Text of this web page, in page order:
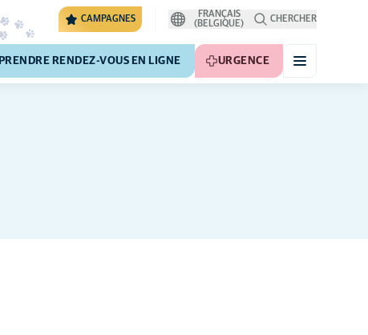
CAMPAGNES
FRANÇAIS
(BELGIQUE)
CHERCHER
PRENDRE RENDEZ-VOUS EN LIGNE URGENCE